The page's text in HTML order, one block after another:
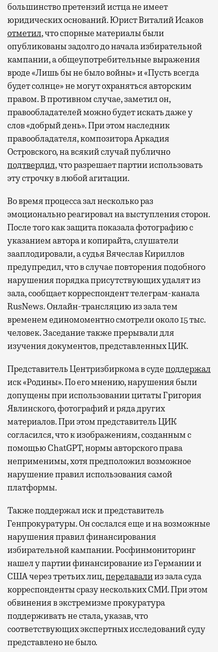
большинство претензий истца не имеет
юридических оснований. Юрист Виталий Исаков
отметил, что спорные материалы были
опубликованы задолго до начала избирательной
кампании, а общеупотребительные выражения
вроде «Лишь бы не было войны» и «Пусть всегда
будет солнце» не могут охраняться авторским
правом. В противном случае, заметил он,
правообладателей можно будет искать даже у
слов «добрый день». При этом наследник
правообладателя, композитора Аркадия
Островского, на всякий случай публично
подтвердил, что разрешает партии использовать
эту строчку в любой агитации.
Во время процесса зал несколько раз
эмоционально реагировал на выступления сторон.
После того как защита показала фотографию с
указанием автора и копирайта, слушатели
зааплодировали, а судья Вячеслав Кириллов
предупредил, что в случае повторения подобного
нарушения порядка присутствующих удалят из
зала, сообщает корреспондент телеграм-канала
RusNews. Онлайн-трансляцию из зала тем
временем единомоментно смотрели около 15 тыс.
человек. Заседание также прерывали для
изучения документов, представленных ЦИК.
Представитель Центризбиркома в судеподдержал
иск «Родины». По его мнению, нарушения были
допущены при использовании цитаты Григория
Явлинского, фотографий и ряда других
материалов. При этом представитель ЦИК
согласился, что к изображениям, созданным с
помощью ChatGPT, нормы авторского права
неприменимы, хотя предположил возможное
нарушение правил использования самой
платформы.
Также поддержал иск и представитель
Генпрокуратуры. Он сослался еще и на возможные
нарушения правил финансирования
избирательной кампании. Росфинмониторинг
нашел у партии финансирование из Германии и
США через третьих лиц,передавалииз зала суда
корреспонденты сразу нескольких СМИ. При этом
обвинения в экстремизме прокуратура
поддерживать не стала, указав, что
соответствующих экспертных исследований суду
представлено не было.